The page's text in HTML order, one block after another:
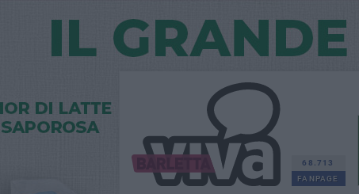
68.713
FANPAGE